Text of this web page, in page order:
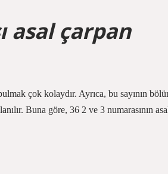
asal çarpan
çok kolaydır. Ayrıca, bu sayının
Buna göre, 36 2 ve 3 numarasının